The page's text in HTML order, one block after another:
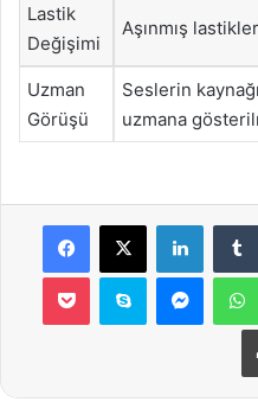
Lastik
Değişimi
Aşınmış
Uzman
Görüşü
Seslerin
uzmana
Facebook
X
Pocket Skype